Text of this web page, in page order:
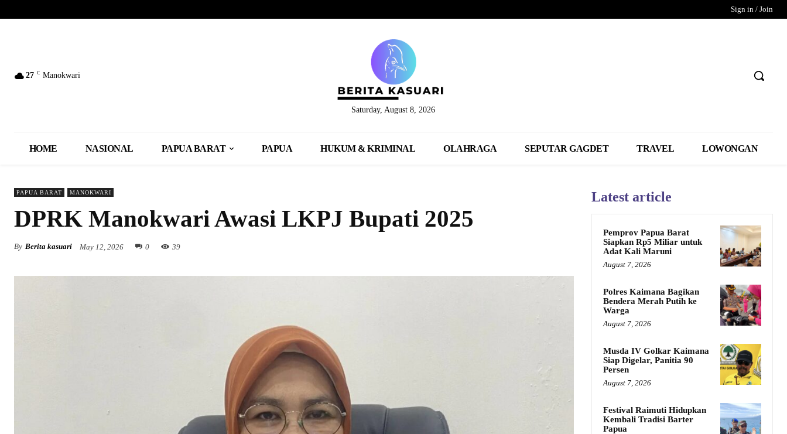
Sign in / Join
27 C Manokwari
Saturday, August 8, 2026
HOME NASIONAL PAPUA BARAT PAPUA HUKUM & KRIMINAL OLAHRAGA SEPUTAR GAGDET TRAVEL LOWONGAN
PAPUA BARAT MANOKWARI
DPRK Manokwari Awasi LKPJ Bupati 2025
By Berita kasuari May 12, 2026 0 39
Latest article
Pemprov Papua Barat
Siapkan Rp5 Miliar untuk
Adat Kali Maruni
August 7, 2026
Polres Kaimana Bagikan
Bendera Merah Putih ke
Warga
August 7, 2026
Musda IV Golkar Kaimana
Siap Digelar, Panitia 90
Persen
August 7, 2026
Festival Raimuti Hidupkan
Kembali Tradisi Barter
Papua